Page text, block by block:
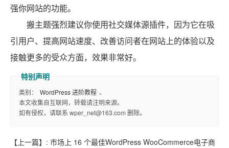
强你网站的功能。
搬主题强烈建议你使用社交媒体源插件，因为它在吸
引用户、提高网站速度、改善访问者在网站上的体验以及
接触更多的受众方面，效果非常好。
类别： WordPress 进阶教程 、
本文收集自互联网，转载请注明来源。
如有侵权，请联系 wper_net@163.com 删除。
【上一篇】: 市场上 16 个最佳WordPress WooCommerce电子商